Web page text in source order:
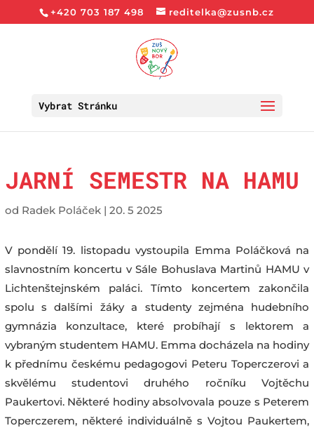
+420 703 187 498 reditelka@zusnb.cz
Vybrat Stránku
JARNÍ SEMESTR NA HAMU
od Radek Poláček| 20. 5 2025
V pondělí 19. listopadu vystoupila Emma Poláčková na
slavnostním koncertu v Sále Bohuslava Martinů HAMU v
Lichtenštejnském paláci. Tímto koncertem zakončila
spolu s dalšími žáky a studenty zejména hudebního
gymnázia konzultace, které probíhají s lektorem a
vybraným studentem HAMU. Emma docházela na hodiny
k přednímu českému pedagogovi Peteru Toperczerovi a
skvělému studentovi druhého ročníku Vojtěchu
Paukertovi. Některé hodiny absolvovala pouze s Peterem
Toperczerem, některé individuálně s Vojtou Paukertem,